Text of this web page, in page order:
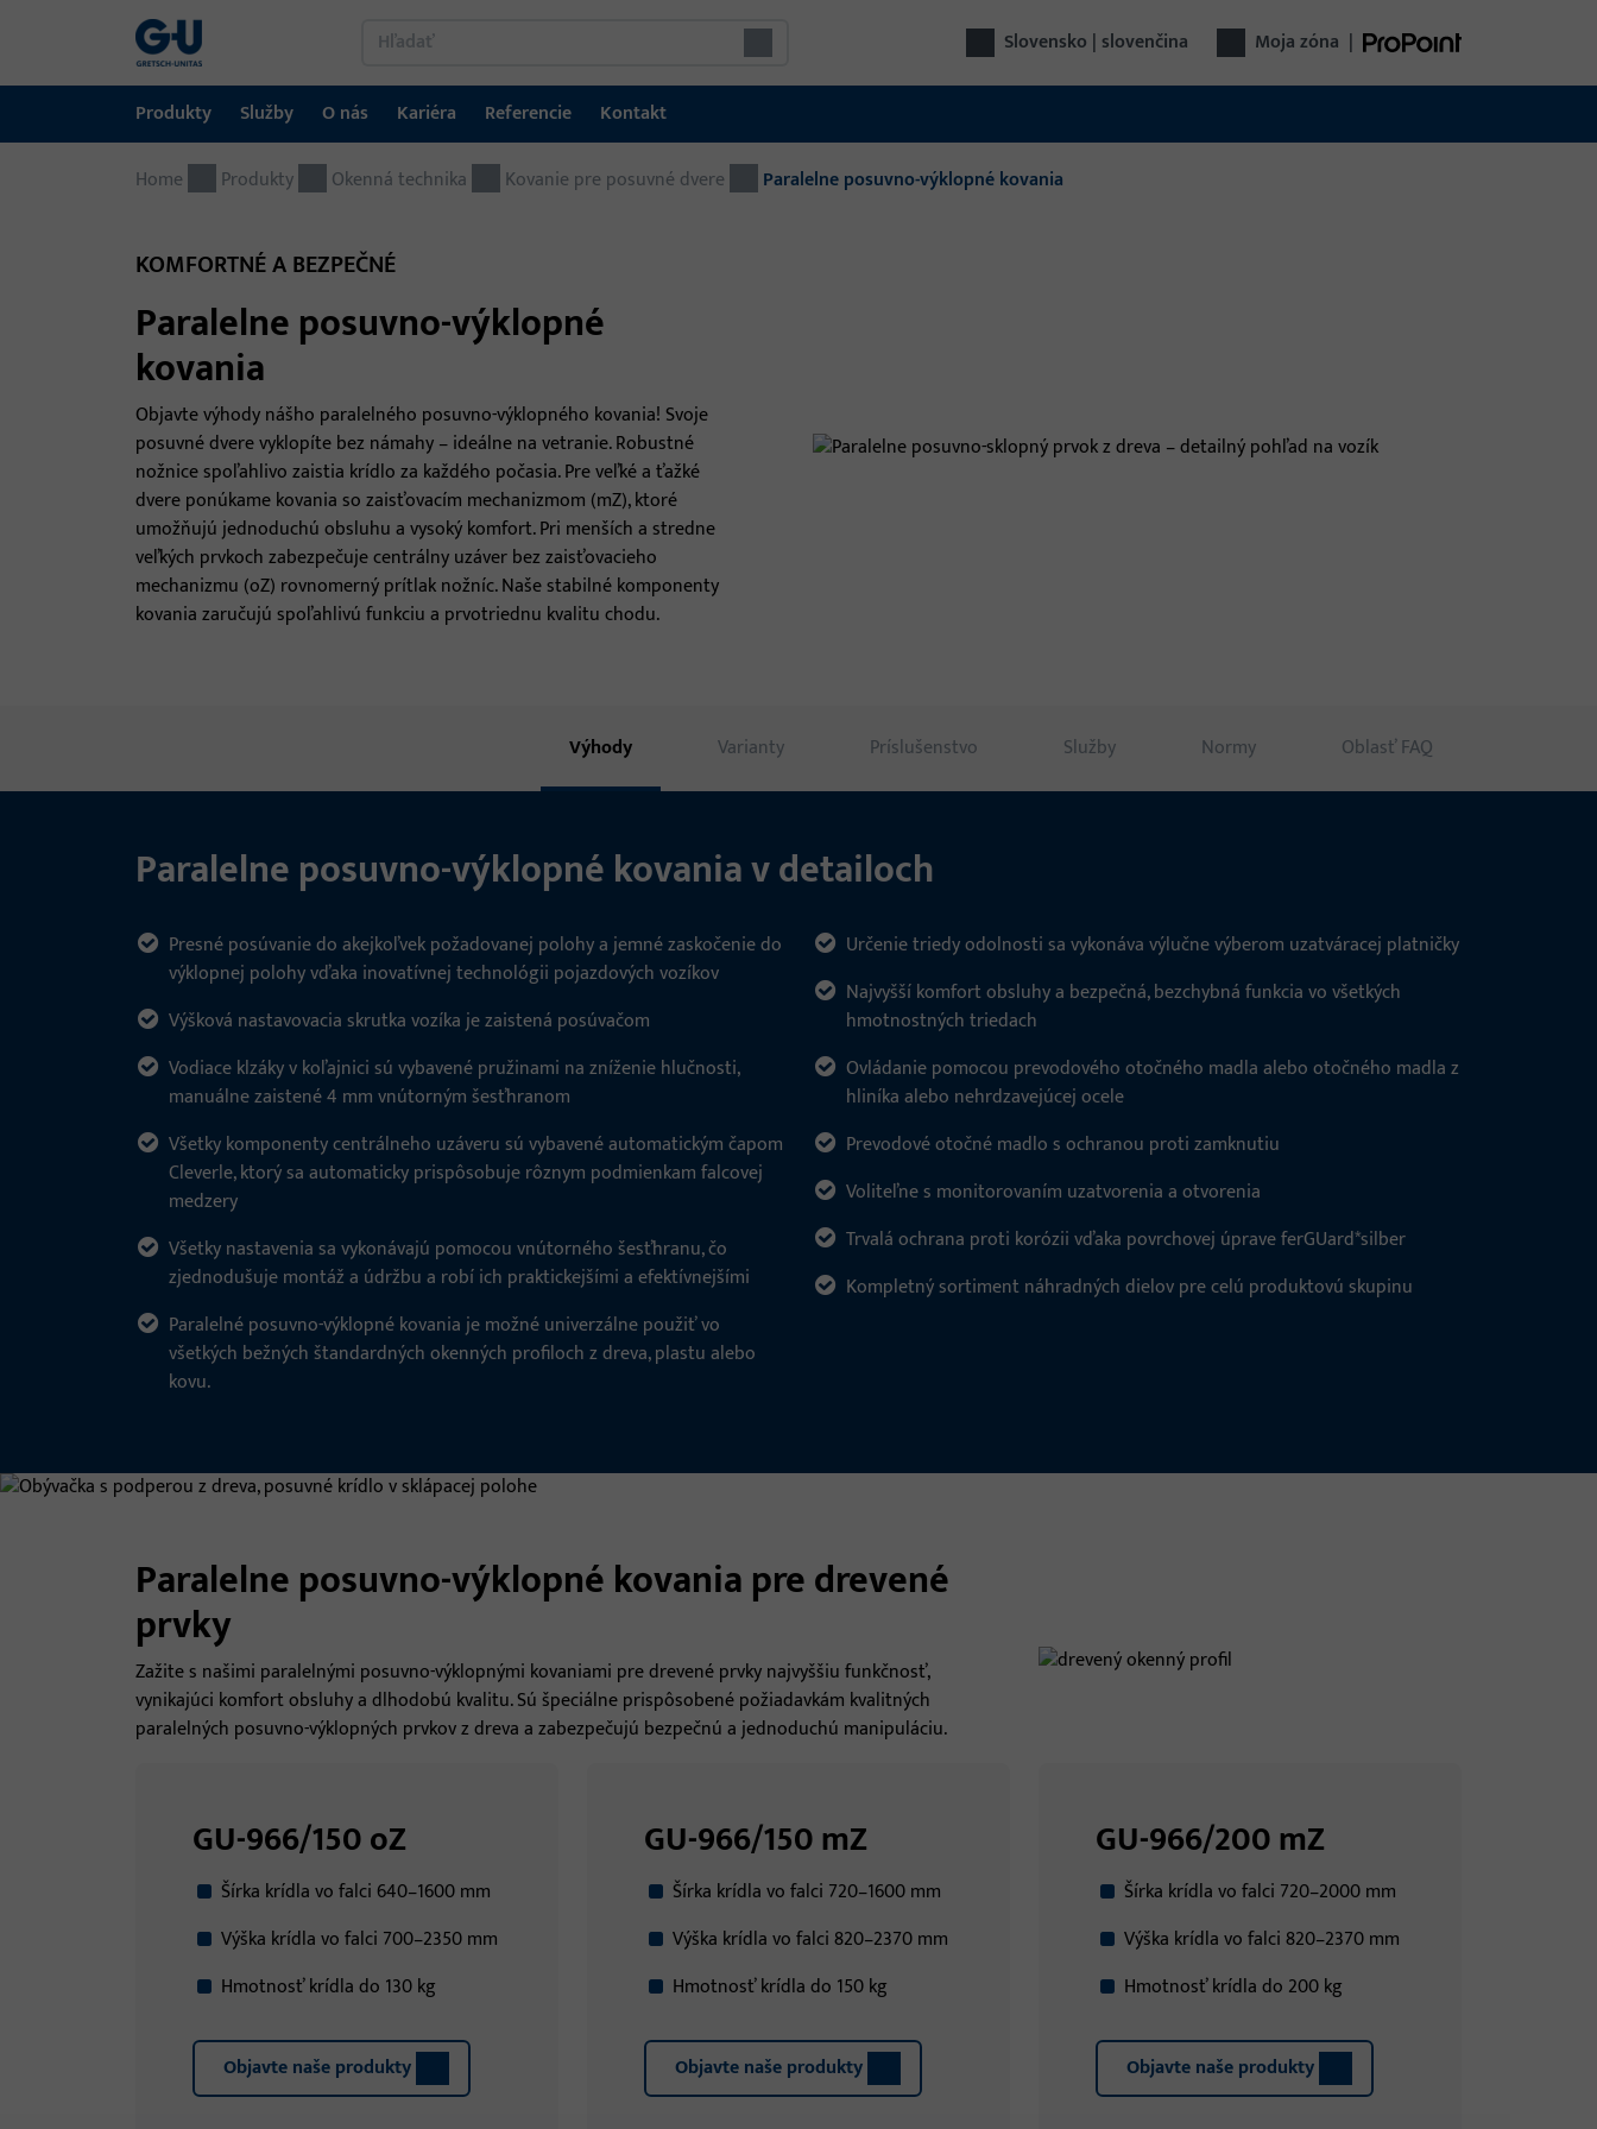
Slovensko | slovenčina Moja zóna |
Produkty
Produkty
Automatické vstupné systémy
Montážny materiál
GEMOS / Systém správy budov
Okenná technika
Okenné kľučky a príslušenstvo
Skupina spoločností Gretsch-Unitas ponúka
Služby
Služby
O nás
O nás
Kariéra
Kariéra
Referencie
Referencie
Kontakt
Kontakt
Home Produkty Okenná technika Kovanie pre posuvné dvere Paralelne posuvno-výklopné kovania
KOMFORTNÉ A BEZPEČNÉ
Paralelne posuvno-výklopné
kovania
Objavte výhody nášho paralelného posuvno-výklopného kovania! Svoje
posuvné dvere vyklopíte bez námahy – ideálne na vetranie. Robustné
nožnice spoľahlivo zaistia krídlo za každého počasia. Pre veľké a ťažké
dvere ponúkame kovania so zaisťovacím mechanizmom (mZ), ktoré
umožňujú jednoduchú obsluhu a vysoký komfort. Pri menších a stredne
veľkých prvkoch zabezpečuje centrálny uzáver bez zaisťovacieho
mechanizmu (oZ) rovnomerný prítlak nožníc. Naše stabilné komponenty
kovania zaručujú spoľahlivú funkciu a prvotriednu kvalitu chodu.
Výhody Varianty Príslušenstvo Služby Normy Oblasť FAQ
Paralelne posuvno-výklopné kovania v detailoch
Presné posúvanie do akejkoľvek požadovanej polohy a jemné zaskočenie do
výklopnej polohy vďaka inovatívnej technológii pojazdových vozíkov
Výšková nastavovacia skrutka vozíka je zaistená posúvačom
Vodiace klzáky v koľajnici sú vybavené pružinami na zníženie hlučnosti,
manuálne zaistené 4 mm vnútorným šesťhranom
Všetky komponenty centrálneho uzáveru sú vybavené automatickým čapom
Cleverle, ktorý sa automaticky prispôsobuje rôznym podmienkam falcovej
medzery
Všetky nastavenia sa vykonávajú pomocou vnútorného šesťhranu, čo
zjednodušuje montáž a údržbu a robí ich praktickejšími a efektívnejšími
Paralelné posuvno-výklopné kovania je možné univerzálne použiť vo
všetkých bežných štandardných okenných profiloch z dreva, plastu alebo
kovu.
Určenie triedy odolnosti sa vykonáva výlučne výberom uzatváracej platničky
Najvyšší komfort obsluhy a bezpečná, bezchybná funkcia vo všetkých
hmotnostných triedach
Ovládanie pomocou prevodového otočného madla alebo otočného madla z
hliníka alebo nehrdzavejúcej ocele
Prevodové otočné madlo s ochranou proti zamknutiu
Voliteľne s monitorovaním uzatvorenia a otvorenia
Trvalá ochrana proti korózii vďaka povrchovej úprave ferGUard*silber
Kompletný sortiment náhradných dielov pre celú produktovú skupinu
Paralelne posuvno-výklopné kovania pre drevené
prvky
Zažite s našimi paralelnými posuvno-výklopnými kovaniami pre drevené prvky najvyššiu funkčnosť,
vynikajúci komfort obsluhy a dlhodobú kvalitu. Sú špeciálne prispôsobené požiadavkám kvalitných
paralelných posuvno-výklopných prvkov z dreva a zabezpečujú bezpečnú a jednoduchú manipuláciu.
GU-966/150 oZ
Šírka krídla vo falci 640–1600 mm
Výška krídla vo falci 700–2350 mm
Hmotnosť krídla do 130 kg
Objavte naše produkty
GU-966/150 mZ
Šírka krídla vo falci 720–1600 mm
Výška krídla vo falci 820–2370 mm
Hmotnosť krídla do 150 kg
Objavte naše produkty
GU-966/200 mZ
Šírka krídla vo falci 720–2000 mm
Výška krídla vo falci 820–2370 mm
Hmotnosť krídla do 200 kg
Objavte naše produkty